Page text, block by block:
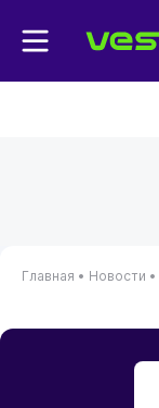
Главная • Новости •